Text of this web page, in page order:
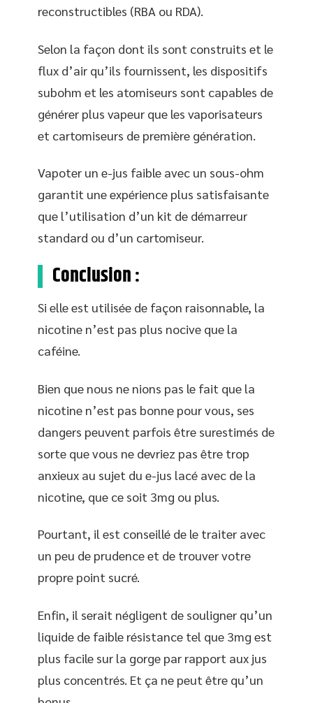
reconstructibles (RBA ou RDA).
Selon la façon dont ils sont construits et le
flux d’air qu’ils fournissent, les dispositifs
subohm et les atomiseurs sont capables de
générer plus vapeur que les vaporisateurs
et cartomiseurs de première génération.
Vapoter un e-jus faible avec un sous-ohm
garantit une expérience plus satisfaisante
que l’utilisation d’un kit de démarreur
standard ou d’un cartomiseur.
Conclusion :
Si elle est utilisée de façon raisonnable, la
nicotine n’est pas plus nocive que la
caféine.
Bien que nous ne nions pas le fait que la
nicotine n’est pas bonne pour vous, ses
dangers peuvent parfois être surestimés de
sorte que vous ne devriez pas être trop
anxieux au sujet du e-jus lacé avec de la
nicotine, que ce soit 3mg ou plus.
Pourtant, il est conseillé de le traiter avec
un peu de prudence et de trouver votre
propre point sucré.
Enfin, il serait négligent de souligner qu’un
liquide de faible résistance tel que 3mg est
plus facile sur la gorge par rapport aux jus
plus concentrés. Et ça ne peut être qu’un